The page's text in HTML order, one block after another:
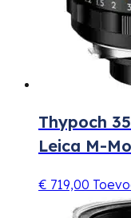
Thypoch
Leica M-
€ 719,00